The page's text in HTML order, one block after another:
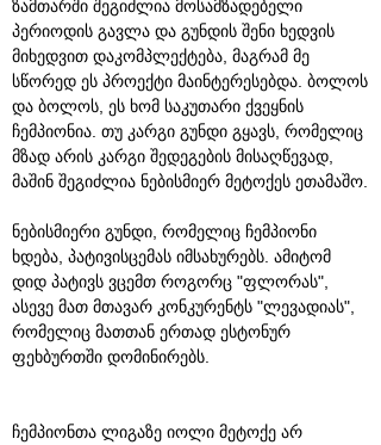
ზამთარში შეგიძლია მოსამზადებელი
პერიოდის გავლა და გუნდის შენი ხედვის
მიხედვით დაკომპლექტება, მაგრამ მე
სწორედ ეს პროექტი მაინტერესებდა. ბოლოს
და ბოლოს, ეს ხომ საკუთარი ქვეყნის
ჩემპიონია. თუ კარგი გუნდი გყავს, რომელიც
მზად არის კარგი შედეგების მისაღწევად,
მაშინ შეგიძლია ნებისმიერ მეტოქეს ეთამაშო.
ნებისმიერი გუნდი, რომელიც ჩემპიონი
ხდება, პატივისცემას იმსახურებს. ამიტომ
დიდ პატივს ვცემთ როგორც "ფლორას",
ასევე მათ მთავარ კონკურენტს "ლევადიას",
რომელიც მათთან ერთად ესტონურ
ფეხბურთში დომინირებს.
ჩემპიონთა ლიგაზე იოლი მეტოქე არ